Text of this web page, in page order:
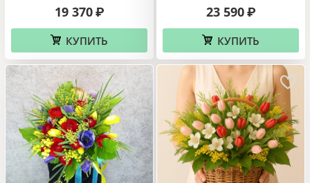
19 370 ₽
КУПИТЬ
23 590 ₽
КУПИТЬ